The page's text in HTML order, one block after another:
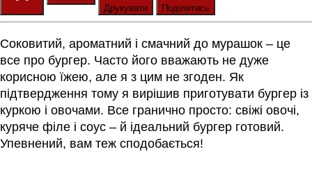
Друкувати
Поділитись
Соковитий, ароматний і смачний до мурашок – це
все про бургер. Часто його вважають не дуже
корисною їжею, але я з цим не згоден. Як
підтвердження тому я вирішив приготувати бургер із
куркою і овочами. Все гранично просто: свіжі овочі,
куряче філе і соус – й ідеальний бургер готовий.
Упевнений, вам теж сподобається!